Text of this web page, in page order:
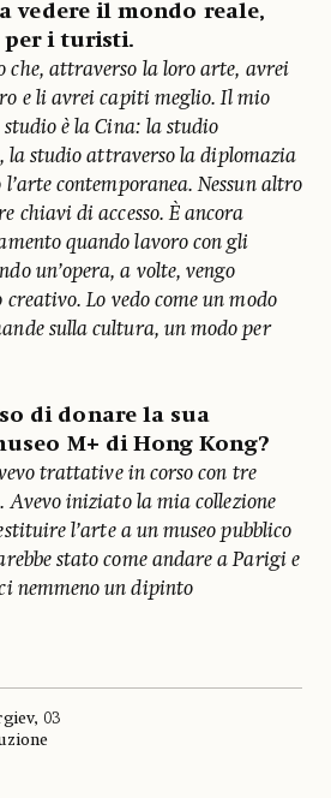
vedere il mondo reale,
i turisti.
che, attraverso la loro arte, avrei
e li avrei capiti meglio. Il mio
è la Cina: la studio
la studio attraverso la diplomazia
contemporanea. Nessun altro
chiavi di accesso. È ancora
quando lavoro con gli
un’opera, a volte, vengo
creativo. Lo vedo come un modo
sulla cultura, un modo per
di donare la sua
M+ di Hong Kong?
trattative in corso con tre
Avevo iniziato la mia collezione
l’arte a un museo pubblico
stato come andare a Parigi e
nemmeno un dipinto
03